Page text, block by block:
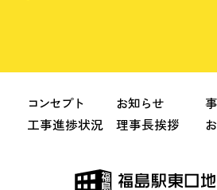
コンセプト お知らせ
工事進捗状況
理事長挨拶